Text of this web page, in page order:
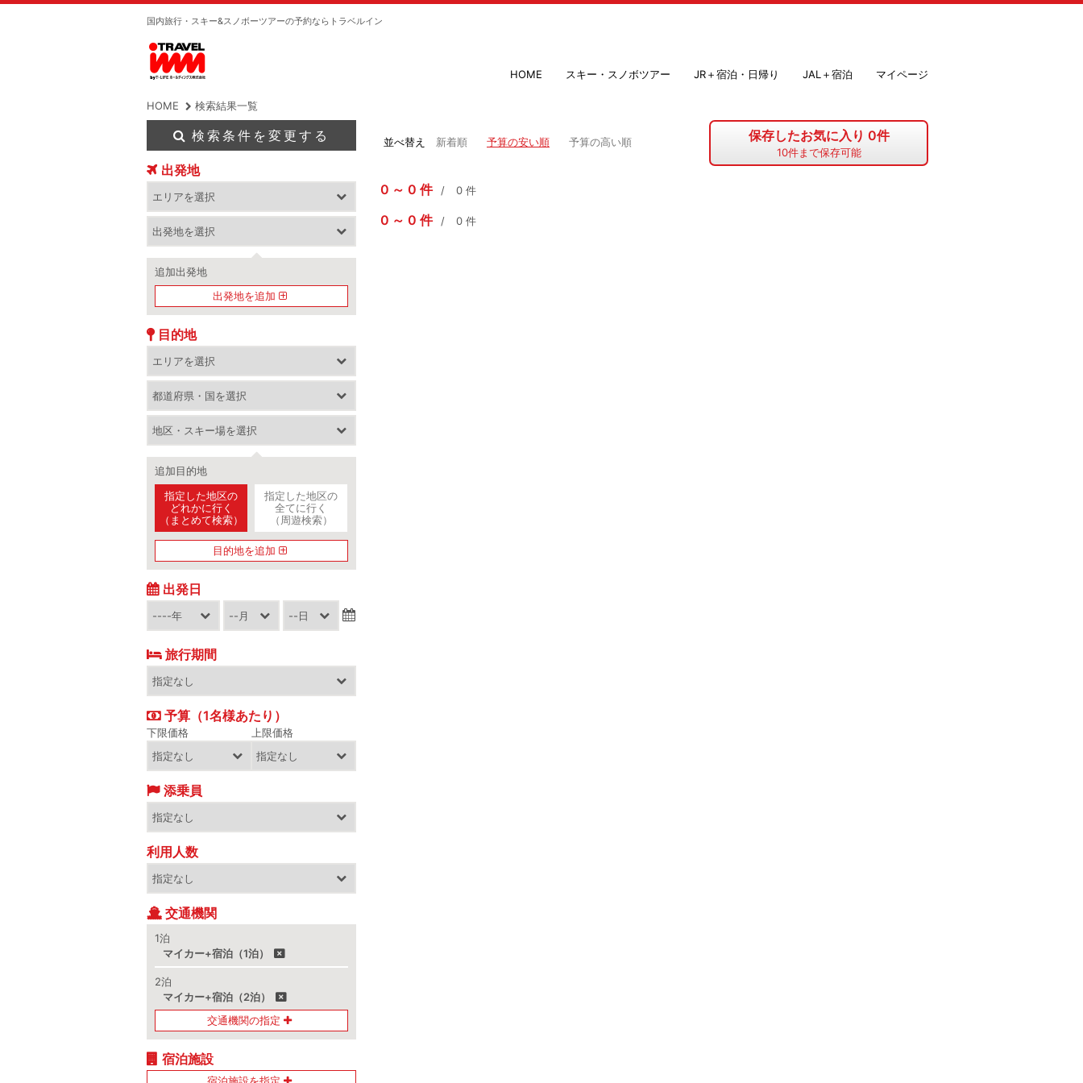
国内旅行・スキー&スノボーツアーの予約ならトラベルイン
HOME スキー・スノボツアー JR＋宿泊・日帰り JAL＋宿泊 マイページ
HOME 検索結果一覧
保存したお気に入り 0件
10件まで保存可能
並べ替え 新着順 予算の安い順 予算の高い順
0 0 件 0 件
0 0 件 0 件
検索条件を変更する
出発地
追加出発地
出発地を追加
目的地
追加目的地
指定した地区の
どれかに行く
（まとめて検索）
指定した地区の
全てに行く
（周遊検索）
目的地を追加
出発日
旅行期間
予算（1名様あたり）
下限価格 上限価格
添乗員
利用人数
交通機関
1泊
マイカー+宿泊（1泊）
2泊
マイカー+宿泊（2泊）
交通機関の指定
宿泊施設